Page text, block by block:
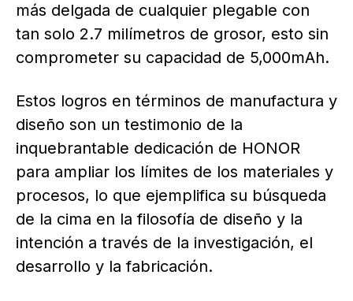
más delgada de cualquier plegable con
tan solo 2.7 milímetros de grosor, esto sin
comprometer su capacidad de 5,000mAh.
Estos logros en términos de manufactura y
diseño son un testimonio de la
inquebrantable dedicación de HONOR
para ampliar los límites de los materiales y
procesos, lo que ejemplifica su búsqueda
de la cima en la filosofía de diseño y la
intención a través de la investigación, el
desarrollo y la fabricación.